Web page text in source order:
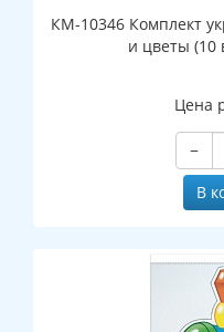
КМ-10346 Комплект
и цветы (10
Цена
−
В